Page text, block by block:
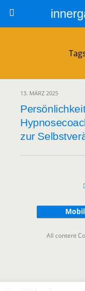
13. MÄRZ 2025
zur
Mobil
All content